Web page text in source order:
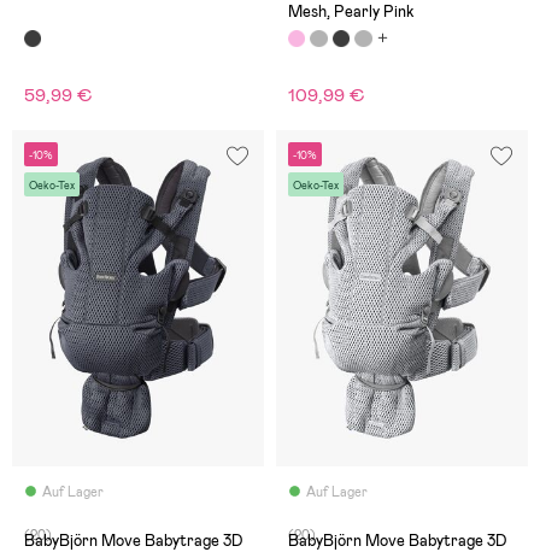
59,99 €
Mesh, Pearly Pink
109,99 €
-10%
Oeko-Tex
Auf Lager
(20)
BabyBjörn Move Babytrage 3D
-10%
Oeko-Tex
Auf Lager
(20)
BabyBjörn Move Babytrage 3D